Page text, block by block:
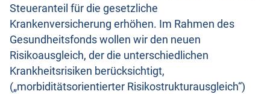
Steueranteil für die gesetzliche
Krankenversicherung erhöhen. Im Rahmen des
Gesundheitsfonds wollen wir den neuen
Risikoausgleich, der die unterschiedlichen
Krankheitsrisiken berücksichtigt,
(„morbiditätsorientierter Risikostrukturausgleich“)